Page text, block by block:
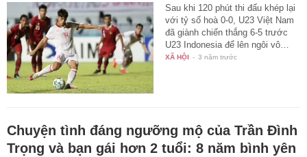
Sau khi 120 phút thi đấu khép lại
với tỷ số hoà 0-0, U23 Việt Nam
đã giành chiến thắng 6-5 trước
U23 Indonesia để lên ngôi vô…
XÃ HỘI - 3 năm trước
Chuyện tình đáng ngưỡng mộ của Trần Đình
Trọng và bạn gái hơn 2 tuổi: 8 năm bình yên